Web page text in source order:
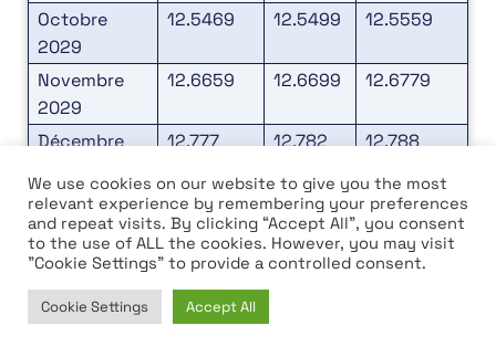
Octobre
2029
12.5469 12.5499 12.5559
Novembre
2029
12.6659 12.6699 12.6779
Décembre
12.777 12.782 12.788
Prévision du prix de Green Satoshi
Token (GST-SOL) en 2030
Le marché des crypto-monnaies était stable
Home News
We use cookies on our website to give you the most
relevant experience by remembering your preferences
and repeat visits. By clicking “Accept All”, you consent
to the use of ALL the cookies. However, you may visit
"Cookie Settings" to provide a controlled consent.
Cookie Settings Accept All